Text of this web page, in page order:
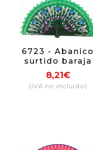
6723 - Abanico
surtido baraja
flores 2 caras
8,21€
(IVA no incluido)